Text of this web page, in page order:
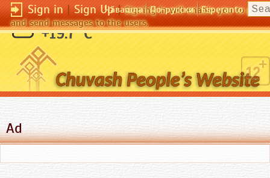
Sign in|Sign Up|Signing in will enable you to post
and send messages to the users.
Чӑвашла По-русски Esperanto
+19.7 °C Глаза дружбы редко ошибаются.(Вольтер)
Ad